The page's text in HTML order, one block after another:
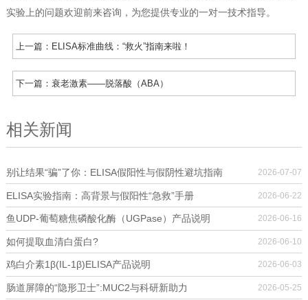
实验上的问题欢迎前来咨询，为您提供专业的一对一技术指导。
上一篇： ELISA标准曲线：“救火”指南来啦！
下一篇： 衰老激素——脱落酸（ABA）
相关新闻
别让结果“骗”了你：ELISA假阳性与假阴性避坑指南 2026-07-07
ELISA实验指南：高背景与假阳性“急救”手册 2026-06-22
鱼UDP-葡萄糖焦磷酸化酶（UGPase）产品说明 2026-06-16
如何提取血清白蛋白? 2026-06-10
鸡白介素1β(IL-1β)ELISA产品说明 2026-06-03
肠道屏障的“隐形卫士”:MUC2与科研新助力 2026-05-25